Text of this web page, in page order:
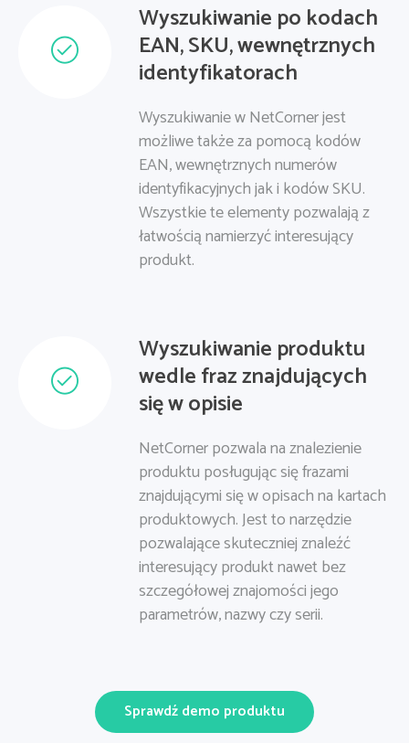
Wyszukiwanie po kodach
EAN, SKU, wewnętrznych
identyfikatorach
Wyszukiwanie w NetCorner jest
możliwe także za pomocą kodów
EAN, wewnętrznych numerów
identyfikacyjnych jak i kodów SKU.
Wszystkie te elementy pozwalają z
łatwością namierzyć interesujący
produkt.
Wyszukiwanie produktu
wedle fraz znajdujących
się w opisie
NetCorner pozwala na znalezienie
produktu posługując się frazami
znajdującymi się w opisach na kartach
produktowych. Jest to narzędzie
pozwalające skuteczniej znaleźć
interesujący produkt nawet bez
szczegółowej znajomości jego
parametrów, nazwy czy serii.
Sprawdź demo produktu